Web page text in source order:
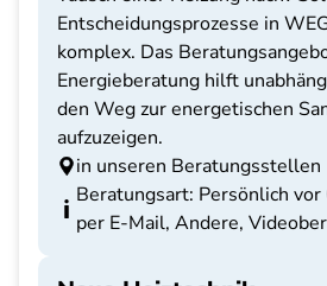
Entscheidungsprozesse in
komplex. Das
Energieberatung hilft
den Weg zur energetischen
aufzuzeigen.
in unseren Beratungsstellen
Beratungsart: Persönlich
per E-Mail, Andere,